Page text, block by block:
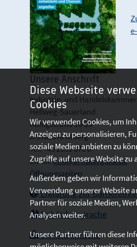
Unsere Anschrift
Industrie- und
Hellweg-Sauerland
Königstraße 18-20
D 59821 Arnsberg
Tel: +49 2931 878 0
Email:info@arnsberg.ihk.de
Öffnungszeiten
Erklärung zur
Gebärdensprache
Leichte Sprache
Diese Webseite
Cookies
Wir verwenden Cookies, um
Anzeigen zu personalisieren,
soziale Medien anbieten zu
Zugriffe auf unsere Website zu
Außerdem geben wir
Verwendung unserer Website
Partner für soziale Medien,
Analysen weiter.
Unsere Partner führen diese